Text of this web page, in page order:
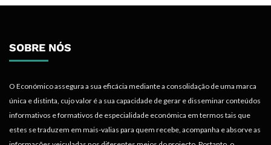
SOBRE NÓS
O Económico assegura a sua eficácia mediante a consolidação de uma marca
única e distinta, cujo valor é a sua capacidade de gerar e disseminar conteúdos
informativos e formativos de especialidade económica em termos tais que
estes se traduzem em mais-valias para quem recebe, acompanha e absorve as